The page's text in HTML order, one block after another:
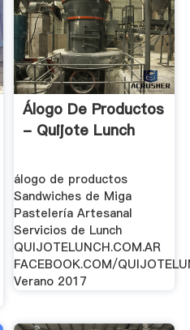
Álogo De Productos
- Quijote Lunch
álogo de productos
Sandwiches de Miga
Pastelería Artesanal
Servicios de Lunch
QUIJOTELUNCH.COM.AR
FACEBOOK.COM/
Verano 2017